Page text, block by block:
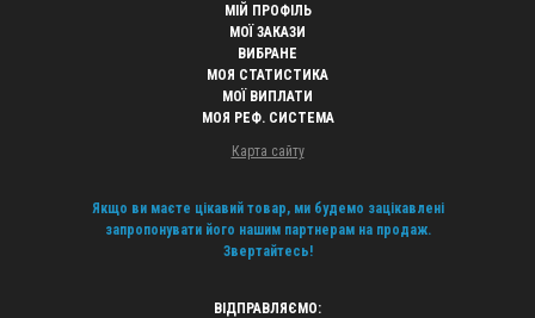
МІЙ ПРОФІЛЬ
МОЇ ЗАКАЗИ
ВИБРАНЕ
МОЯ СТАТИСТИКА
МОЇ ВИПЛАТИ
МОЯ РЕФ. СИСТЕМА
Карта сайту
Якщо ви маєте цікавий товар, ми будемо зацікавлені
запропонувати його нашим партнерам на продаж.
Звертайтесь!
ВІДПРАВЛЯЄМО: